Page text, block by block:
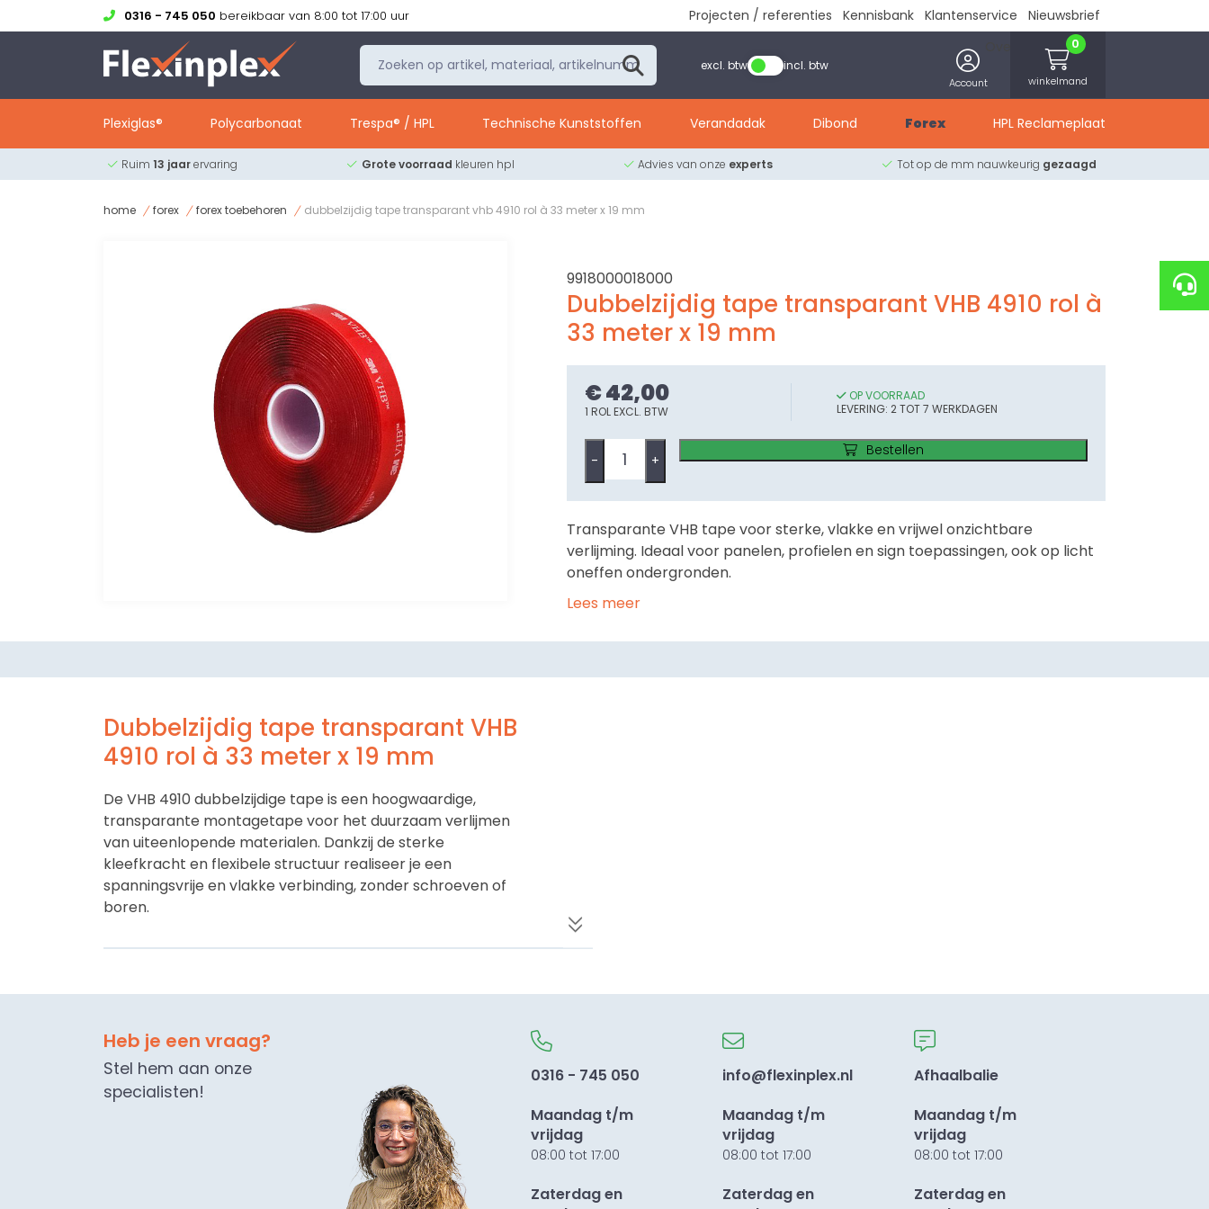
0316 - 745 050 bereikbaar van 8:00 tot 17:00 uur Projecten / referenties Kennisbank Klantenservice
Nieuwsbrief
Contact
excl. btw incl. btw
0
winkelmand
Account
Plexiglas® Polycarbonaat Trespa® / HPL Technische Kunststoffen Verandadak Dibond Forex HPL Reclameplaat
Ruim13 jaarervaring Grote voorraad kleuren hpl Advies van onze experts Tot op de mm nauwkeurig gezaagd
home forex forex toebehoren dubbelzijdig tape transparant vhb 4910 rol à 33 meter x 19 mm
9918000018000
Dubbelzijdig tape transparant VHB 4910 rol à
33 meter x 19 mm
€ 42,00
1 ROL EXCL. BTW
OP VOORRAAD
LEVERING: 2 TOT 7 WERKDAGEN
- +
Bestellen
Transparante VHB tape voor sterke, vlakke en vrijwel onzichtbare
verlijming. Ideaal voor panelen, profielen en sign toepassingen, ook op licht
oneffen ondergronden.
Lees meer
Dubbelzijdig tape transparant VHB
4910 rol à 33 meter x 19 mm
De VHB 4910 dubbelzijdige tape is een hoogwaardige,
transparante montagetape voor het duurzaam verlijmen
van uiteenlopende materialen. Dankzij de sterke
kleefkracht en flexibele structuur realiseer je een
spanningsvrije en vlakke verbinding, zonder schroeven of
boren.
De tape hecht snel en is geschikt voor zowel gladde als
toepassingen waar een strakke en onzichtbare
Je profiteert van:
-Zeer sterke en duurzame hechting
- Transparante, vrijwel onzichtbare montage
- Geschikt voor vlakke én licht oneffen ondergronden
- Snelle hechting zonder mechanische bevestiging
- Slagvast, ook bij lage temperaturen (<0°C)
Heb je een vraag?
Stel hem aan onze
specialisten!
0316 - 745 050
Maandag t/m
vrijdag
08:00 tot 17:00
Zaterdag en
info@flexinplex.nl
Maandag t/m
vrijdag
08:00 tot 17:00
Zaterdag en
Afhaalbalie
Maandag t/m
vrijdag
08:00 tot 17:00
Zaterdag en